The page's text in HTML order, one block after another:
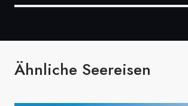
Ähnliche Seereisen